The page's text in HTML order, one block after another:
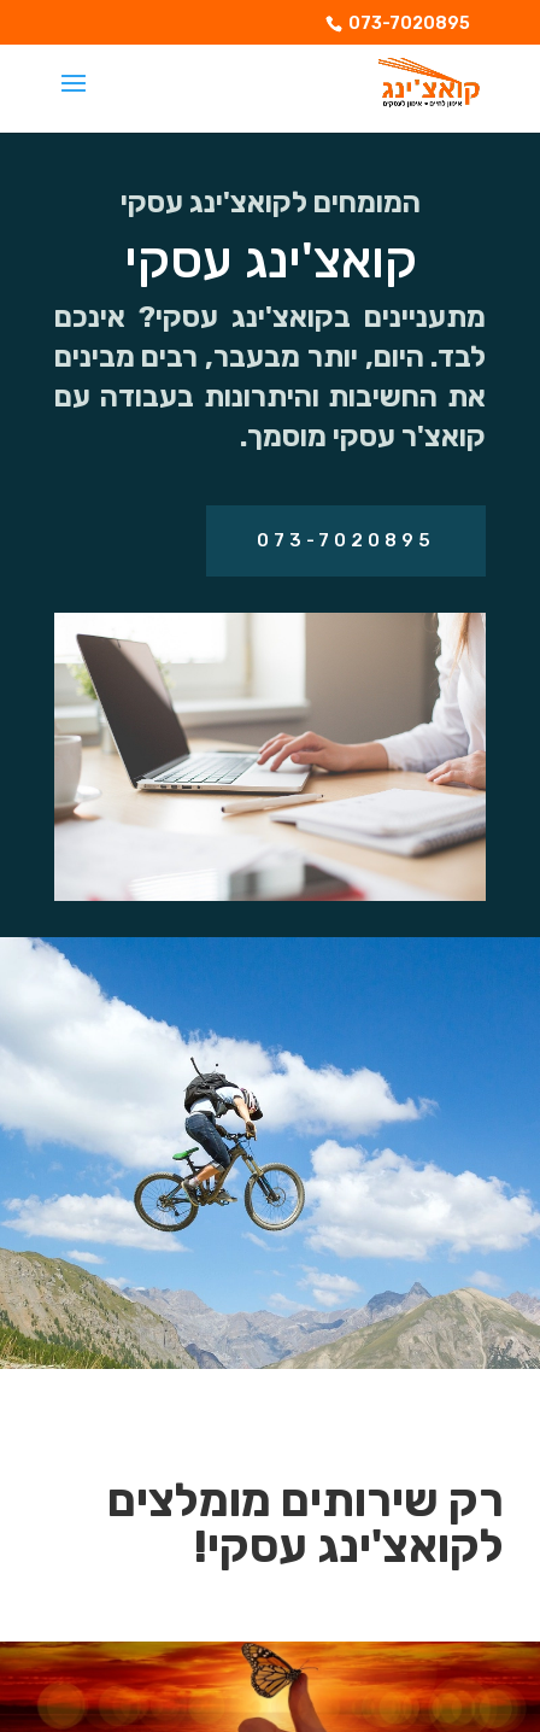
073-7020895
המומחים לקואצ'ינג עסקי
קואצ'ינג עסקי
מתעניינים בקואצ'ינג עסקי? אינכם
לבד. היום, יותר מבעבר, רבים מבינים
את החשיבות והיתרונות בעבודה עם
קואצ'ר עסקי מוסמך.
073-7020895
רק שירותים מומלצים
לקואצ'ינג עסקי!